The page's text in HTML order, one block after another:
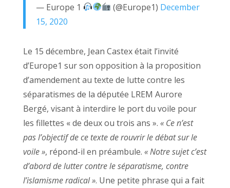
— Europe 1
(@Europe1) December
15, 2020
Le 15 décembre, Jean Castex était l’invité
d’Europe1 sur son opposition à la proposition
d’amendement au texte de lutte contre les
séparatismes de la députée LREM Aurore
Bergé, visant à interdire le port du voile pour
les fillettes « de deux ou trois ans ». « Ce n’est
pas l’objectif de ce texte de rouvrir le débat sur le
voile », répond-il en préambule. « Notre sujet c’est
d’abord de lutter contre le séparatisme, contre
l’islamisme radical ». Une petite phrase qui a fait